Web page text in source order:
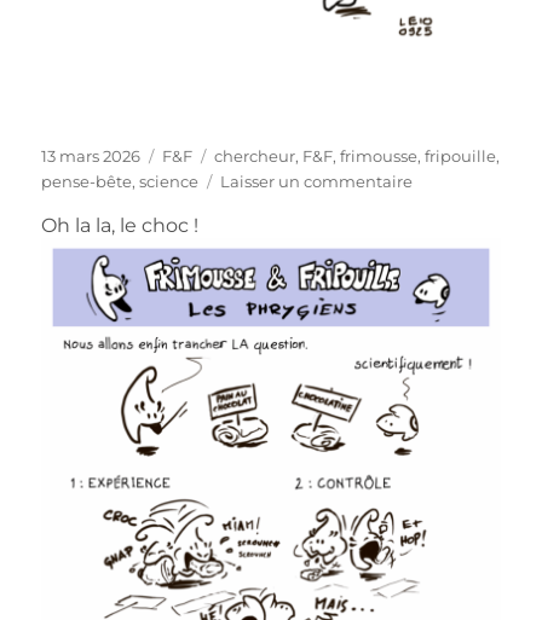
Publié
le
13 mars 2026 Catégories
F&F Étiquettes
chercheur, F&F,frimousse,fripouille,
pense-bête,science Laisser un commentairesur
Oh la la, le choc !